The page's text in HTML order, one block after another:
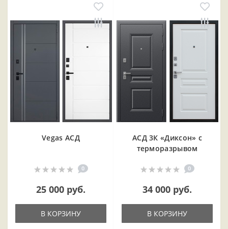
Vegas АСД
0
25 000 руб.
В КОРЗИНУ
АСД 3К «Диксон» с
терморазрывом
0
34 000 руб.
В КОРЗИНУ